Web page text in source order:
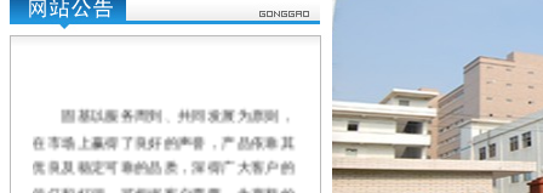
优良及稳定可靠的品质，深得广大客户的
信任和好评。可根据客户需要，生产新的